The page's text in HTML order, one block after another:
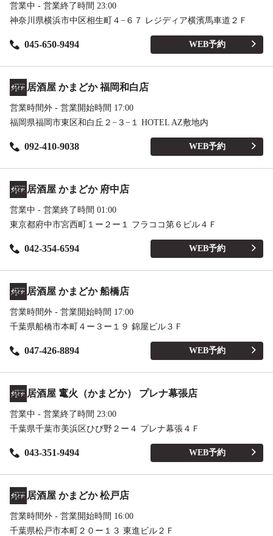
営業中 - 営業終了時間 23:00
神奈川県横浜市中区相生町４−６７ レジディア横濱馬車道２Ｆ
045-650-9494 WEB予約
居酒屋 かまどか 福岡和白店
営業時間外 - 営業開始時間 17:00
福岡県福岡市東区和白丘２−３−１ HOTEL AZ敷地内
092-410-9038 WEB予約
居酒屋 かまどか 府中店
営業中 - 営業終了時間 01:00
東京都府中市宮西町１ー２ー１ フラココ第６ビル４Ｆ
042-354-6594 WEB予約
居酒屋 かまどか 船橋店
営業時間外 - 営業開始時間 17:00
千葉県船橋市本町４ー３ー１９ 錦屋ビル３Ｆ
047-426-8894 WEB予約
居酒屋 竃火（かまどか） プレナ幕張店
営業中 - 営業終了時間 23:00
千葉県千葉市美浜区ひび野２ー４ プレナ幕張４Ｆ
043-351-9494 WEB予約
居酒屋 かまどか 松戸店
営業時間外 - 営業開始時間 16:00
千葉県松戸市本町２０ー１３ 東進ビル２Ｆ